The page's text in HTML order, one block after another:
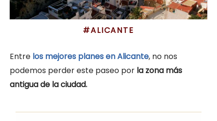
#ALICANTE
Entre los mejores planes en Alicante, no nos
podemos perder este paseo por la zona más
antigua de la ciudad.